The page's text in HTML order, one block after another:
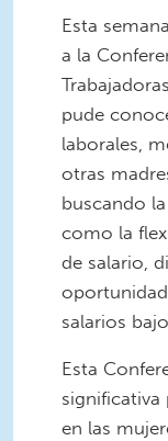
Esta
a la
pude
laborales,
otras
buscando
como la
de salario,
salarios
Esta
significativa
en las